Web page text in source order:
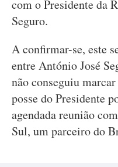
com o Presidente da
Seguro.
A confirmar-se, este
entre António José
não conseguiu
posse do Presidente
agendada reunião
Sul, um parceiro do